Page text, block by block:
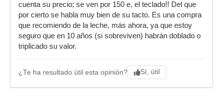
cuenta su precio; se ven por 150 e, el teclado!! Del que
por cierto se habla muy bien de su tacto. Es una compra
que recomiendo de la leche, más ahora, ya que estoy
seguro que en 10 años (si sobreviven) habrán doblado o
triplicado su valor.
¿Te ha resultado útil esta opinión? Sí, útil